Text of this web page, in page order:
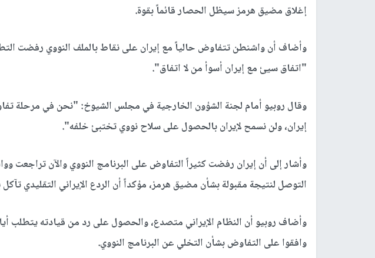
إغلاق مضيق هرمز سيظل الحصار قائماً بقوة.
وأضاف أن واشنطن تتفاوض حالياً مع إيران على نقاط بالملف النووي رفضت
"اتفاق سيئ مع إيران أسوأ من لا اتفاق".
وقال روبيو أمام لجنة الشؤون الخارجية في مجلس الشيوخ: "نحن في مرحلة
إيران، ولن نسمح لإيران بالحصول على سلاح نووي تختبئ خلفه".
وأشار إلى أن إيران رفضت كثيراً التفاوض على البرنامج النووي والآن تراجعت
التوصل لنتيجة مقبولة بشأن مضيق هرمز، مؤكداً أن الردع الإيراني التقليدي
وأضاف روبيو أن النظام الإيراني متصدع، والحصول على رد من قيادته يتطلب
وافقوا على التفاوض بشأن التخلي عن البرنامج النووي.